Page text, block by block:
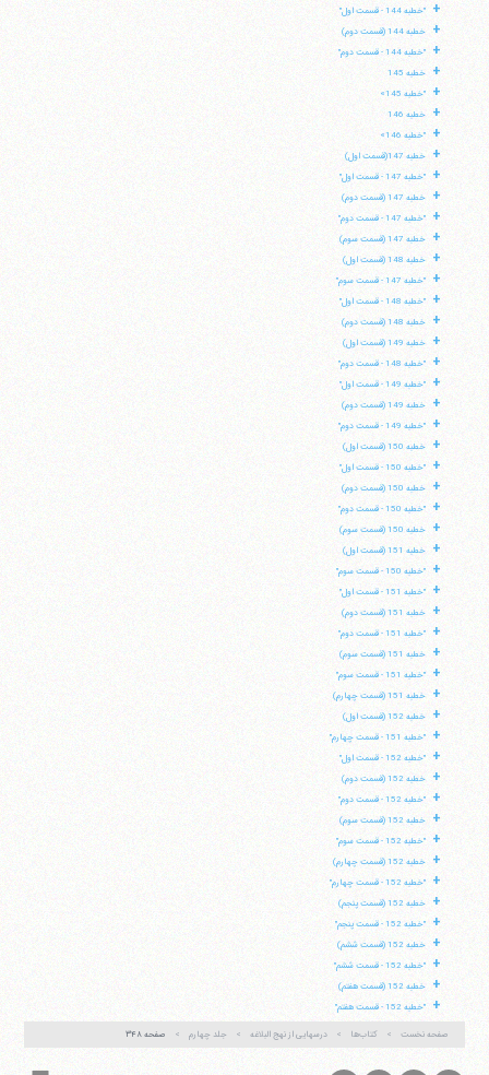
+ "خطبه 144 - قسمت اول"
+ خطبه 144 (قسمت دوم)
+ "خطبه 144 - قسمت دوم"
+ خطبه 145
+ "خطبه 145»
+ خطبه 146
+ "خطبه 146»
+ خطبه 147(قسمت اول)
+ "خطبه 147 - قسمت اول"
+ خطبه 147 (قسمت دوم)
+ "خطبه 147 - قسمت دوم"
+ خطبه 147 (قسمت سوم)
+ خطبه 148 (قسمت اول)
+ "خطبه 147 - قسمت سوم"
+ "خطبه 148 - قسمت اول"
+ خطبه 148 (قسمت دوم)
+ خطبه 149 (قسمت اول)
+ "خطبه 148 - قسمت دوم"
+ "خطبه 149 - قسمت اول"
+ خطبه 149 (قسمت دوم)
+ "خطبه 149 - قسمت دوم"
+ خطبه 150 (قسمت اول)
+ "خطبه 150 - قسمت اول"
+ خطبه 150 (قسمت دوم)
+ "خطبه 150 - قسمت دوم"
+ خطبه 150 (قسمت سوم)
+ خطبه 151 (قسمت اول)
+ "خطبه 150 - قسمت سوم"
+ "خطبه 151 - قسمت اول"
+ خطبه 151 (قسمت دوم)
+ "خطبه 151 - قسمت دوم"
+ خطبه 151 (قسمت سوم)
+ "خطبه 151 - قسمت سوم"
+ خطبه 151 (قسمت چهارم)
+ خطبه 152 (قسمت اول)
+ "خطبه 151 - قسمت چهارم"
+ "خطبه 152 - قسمت اول"
+ خطبه 152 (قسمت دوم)
+ "خطبه 152 - قسمت دوم"
+ خطبه 152 (قسمت سوم)
+ "خطبه 152 - قسمت سوم"
+ خطبه 152 (قسمت چهارم)
+ "خطبه 152 - قسمت چهارم"
+ خطبه 152 (قسمت پنجم)
+ "خطبه 152 - قسمت پنجم"
+ خطبه 152 (قسمت ششم)
+ "خطبه 152 - قسمت ششم"
+ خطبه 152 (قسمت هفتم)
+ "خطبه 152 - قسمت هفتم"
صفحه نخست کتاب‌ها درسهایی از نهج البلاغه جلد چهارم صفحه ۳۴۸